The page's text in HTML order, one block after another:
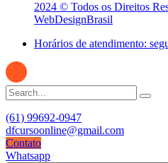
2024 © Todos os Direitos
WebDesignBrasil
Horários de atendimento:
(61) 99692-0947
dfcursoonline@gmail.com
Contato
Whatsapp